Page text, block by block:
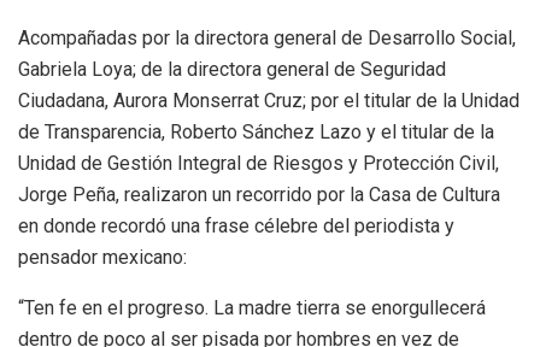
Acompañadas por la directora general de Desarrollo Social,
Gabriela Loya; de la directora general de Seguridad
Ciudadana, Aurora Monserrat Cruz; por el titular de la Unidad
de Transparencia, Roberto Sánchez Lazo y el titular de la
Unidad de Gestión Integral de Riesgos y Protección Civil,
Jorge Peña, realizaron un recorrido por la Casa de Cultura
en donde recordó una frase célebre del periodista y
pensador mexicano:
“Ten fe en el progreso. La madre tierra se enorgullecerá
dentro de poco al ser pisada por hombres en vez de